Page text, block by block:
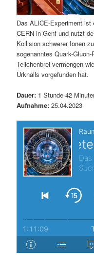
n
h
l
t
p
r
i
g
e
n
I
h
a
t
s
p
i
n
Das ALICE-Experiment
CERN in Genf und nutzt
Kollision schwerer Ionen
sogenanntes Quark-
Teilchenbrei vermengen
Urknalls vorgefunden hat.
Dauer: 1 Stunde 42
Aufnahme: 25.04.2023